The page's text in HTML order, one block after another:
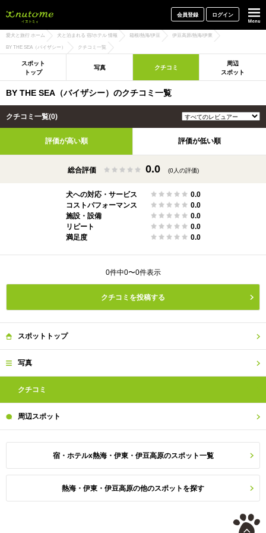
会員登録 ログイン
愛犬と旅行 ホーム 犬と泊まれる 宿/ホテル 情報 箱根/熱海/伊豆 伊豆高原/熱海/伊東
BY THE SEA（バイザシー） クチコミ一覧
スポット
トップ
写真 クチコミ
周辺
スポット
BY THE SEA（バイザシー）のクチコミ一覧
クチコミ一覧(0)
評価が高い順 評価が低い順
総合評価 0.0 (0人の評価)
犬への対応・サービス
0.0
コストパフォーマンス
0.0
施設・設備
0.0
リピート
0.0
満足度
0.0
0件中0〜0件表示
クチコミを投稿する
スポット トップ
写真
クチコミ
周辺スポット
宿・ホテルx熱海・伊東・伊豆高原のスポット一覧
熱海・伊東・伊豆高原の他のスポットを探す